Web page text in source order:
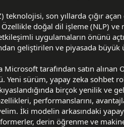
teknolojisi, son yıllarda çığır
doğal dil işleme (NLP)
uygulamaların önünü
geliştirilen ve piyasada büyük
Microsoft tarafından satın
Yeni sürüm, yapay zeka sohbet
birçok yenilik ve
performanslarını,
İki modelin arkasındaki
derin öğrenme ve